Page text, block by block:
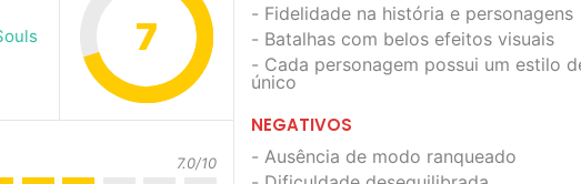
7
7.0/10
Fidelidade na história e personagens
Batalhas com belos efeitos visuais
Cada personagem possui um estilo
único
NEGATIVOS
Ausência de modo ranqueado